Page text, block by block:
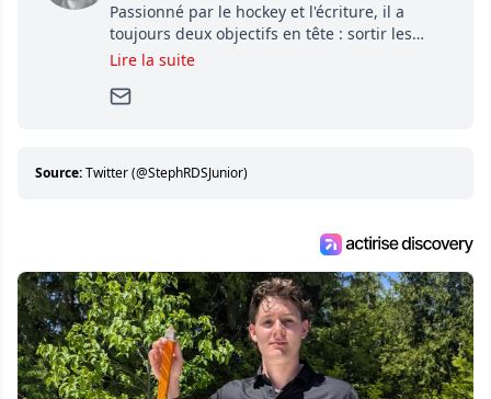
Passionné par le hockey et l'écriture, il a
toujours deux objectifs en tête : sortir les
dernières nouvelles le plus rapidement
détails. Sa curiosité et sa minutie font de lui
Lire la suite
Source:Twitter (@StephRDSJunior)